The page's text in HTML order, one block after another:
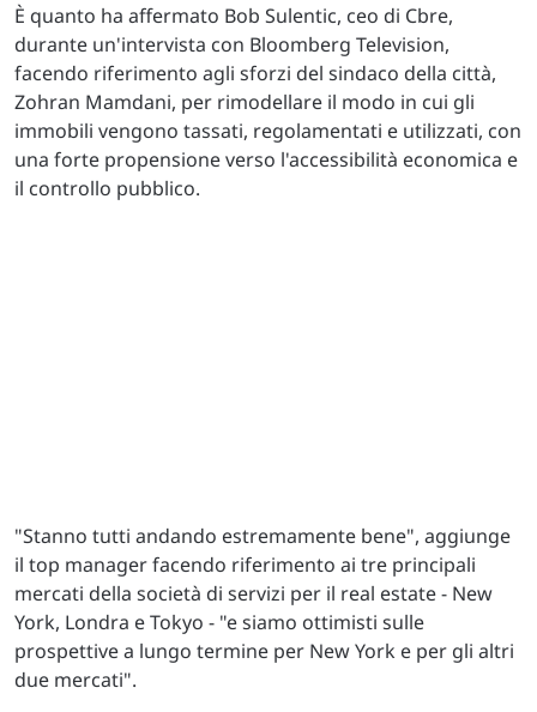
È quanto ha affermato Bob Sulentic, ceo di Cbre,
durante un'intervista con Bloomberg Television,
facendo riferimento agli sforzi del sindaco della città,
Zohran Mamdani, per rimodellare il modo in cui gli
immobili vengono tassati, regolamentati e utilizzati, con
una forte propensione verso l'accessibilità economica e
il controllo pubblico.
"Stanno tutti andando estremamente bene", aggiunge
il top manager facendo riferimento ai tre principali
mercati della società di servizi per il real estate - New
York, Londra e Tokyo - "e siamo ottimisti sulle
prospettive a lungo termine per New York e per gli altri
due mercati".